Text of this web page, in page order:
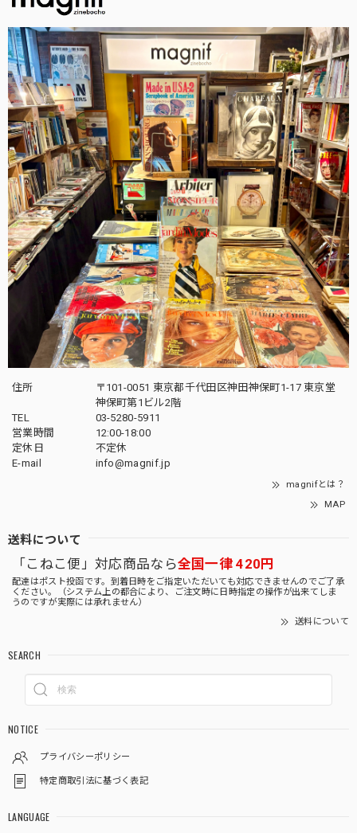
住所
〒101-0051 東京都千代田区神田神保町1-17 東京堂
神保町第1ビル2階
TEL
03-5280-5911
営業時間
12:00-18:00
定休日
不定休
E-mail
info@magnif.jp
magnifとは？
MAP
送料について
「こねこ便」対応商品なら全国一律 420円
配達はポスト投函です。到着日時をご指定いただいても対応できませんのでご了承
ください。（システム上の都合により、ご注文時に日時指定の操作が出来てしま
うのですが実際には承れません）
送料について
SEARCH
NOTICE
プライバシーポリシー
特定商取引法に基づく表記
LANGUAGE